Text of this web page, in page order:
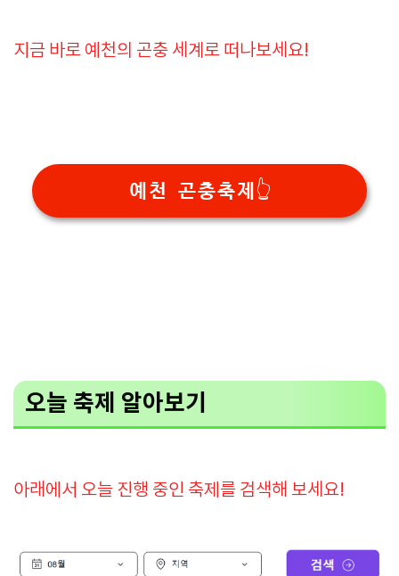
지금 바로 예천의 곤충 세계로 떠나보세요!
예천 곤충축제👆
오늘 축제 알아보기
아래에서 오늘 진행 중인 축제를 검색해 보세요!